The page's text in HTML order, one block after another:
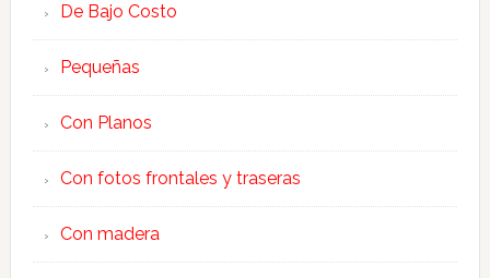
De Bajo Costo
Pequeñas
Con Planos
Con fotos frontales y traseras
Con madera